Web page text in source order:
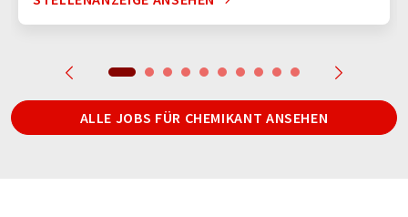
ALLE JOBS FÜR CHEMIKANT ANSEHEN